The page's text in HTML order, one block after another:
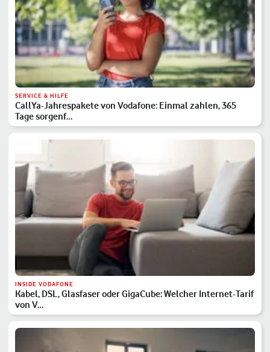
SERVICE & HILFE
CallYa-Jahrespakete von Vodafone: Einmal zahlen, 365
Tage sorgenf…
INSIDE VODAFONE
Kabel, DSL, Glasfaser oder GigaCube: Welcher Internet-Tarif
von V…